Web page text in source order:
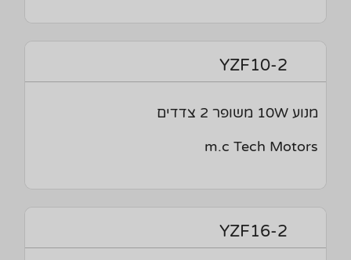
YZF10-2
מנוע 10W משופר 2 צדדים
m.c Tech Motors
YZF16-2